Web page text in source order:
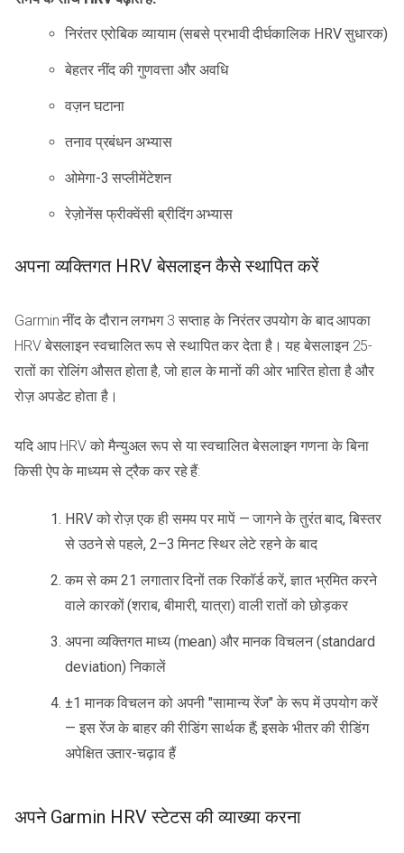
निरंतर एरोबिक व्यायाम (सबसे प्रभावी दीर्घकालिक HRV सुधारक)
बेहतर नींद की गुणवत्ता और अवधि
वज़न घटाना
तनाव प्रबंधन अभ्यास
ओमेगा-3 सप्लीमेंटेशन
रेज़ोनेंस फ्रीक्वेंसी ब्रीदिंग अभ्यास
अपना व्यक्तिगत HRV बेसलाइन कैसे स्थापित करें
Garmin नींद के दौरान लगभग 3 सप्ताह के निरंतर उपयोग के बाद आपका
HRV बेसलाइन स्वचालित रूप से स्थापित कर देता है। यह बेसलाइन 25-
रातों का रोलिंग औसत होता है, जो हाल के मानों की ओर भारित होता है और
रोज़ अपडेट होता है।
यदि आप HRV को मैन्युअल रूप से या स्वचालित बेसलाइन गणना के बिना
किसी ऐप के माध्यम से ट्रैक कर रहे हैं:
HRV को रोज़ एक ही समय पर मापें — जागने के तुरंत बाद, बिस्तर
से उठने से पहले, 2–3 मिनट स्थिर लेटे रहने के बाद
कम से कम 21 लगातार दिनों तक रिकॉर्ड करें, ज्ञात भ्रमित करने
वाले कारकों (शराब, बीमारी, यात्रा) वाली रातों को छोड़कर
अपना व्यक्तिगत माध्य (mean) और मानक विचलन (standard
deviation) निकालें
±1 मानक विचलन को अपनी "सामान्य रेंज" के रूप में उपयोग करें
— इस रेंज के बाहर की रीडिंग सार्थक हैं; इसके भीतर की रीडिंग
अपेक्षित उतार-चढ़ाव हैं
अपने Garmin HRV स्टेटस की व्याख्या करना